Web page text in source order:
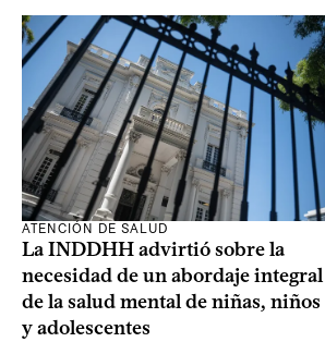
ATENCIÓN DE SALUD
La INDDHH advirtió sobre la
necesidad de un abordaje integral
de la salud mental de niñas, niños
y adolescentes